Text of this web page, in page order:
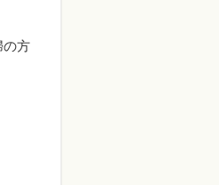
の方